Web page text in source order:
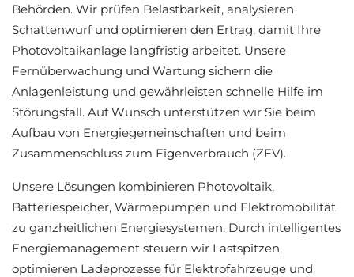
Behörden. Wir prüfen Belastbarkeit, analysieren
Schattenwurf und optimieren den Ertrag, damit Ihre
Photovoltaikanlage langfristig arbeitet. Unsere
Fernüberwachung und Wartung sichern die
Anlagenleistung und gewährleisten schnelle Hilfe im
Störungsfall. Auf Wunsch unterstützen wir Sie beim
Aufbau von Energiegemeinschaften und beim
Zusammenschluss zum Eigenverbrauch (ZEV).
Unsere Lösungen kombinieren Photovoltaik,
Batteriespeicher, Wärmepumpen und Elektromobilität
zu ganzheitlichen Energiesystemen. Durch intelligentes
Energiemanagement steuern wir Lastspitzen,
optimieren Ladeprozesse für Elektrofahrzeuge und